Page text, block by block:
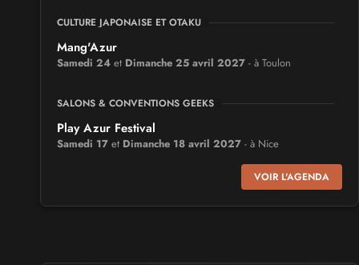
CULTURE JAPONAISE ET OTAKU
Mang'Azur
Samedi 24 et Dimanche 25 avril 2027 - à Toulon
SALONS & CONVENTIONS GEEKS
Play Azur Festival
Samedi 17 et Dimanche 18 avril 2027 - à Nice
Art To Play
VOIR L'AGENDA